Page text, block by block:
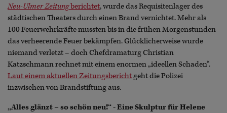
Neu-Ulmer Zeitungberichtet, wurde das Requisitenlager des
städtischen Theaters durch einen Brand vernichtet. Mehr als
100 Feuerwehrkräfte mussten bis in die frühen Morgenstunden
das verheerende Feuer bekämpfen. Glücklicherweise wurde
niemand verletzt – doch Chefdramaturg Christian
Katzschmann rechnet mit einem enormen „ideellen Schaden“.
Laut einem aktuellen Zeitungsberichtgeht die Polizei
inzwischen von Brandstiftung aus.
„Alles glänzt – so schön neu!“ - Eine Skulptur für Helene